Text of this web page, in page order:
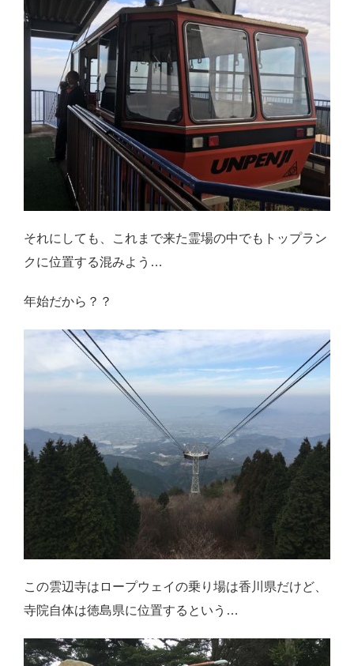
それにしても、これまで来た霊場の中でもトップラン
クに位置する混みよう…
年始だから？？
この雲辺寺はロープウェイの乗り場は香川県だけど、
寺院自体は徳島県に位置するという…